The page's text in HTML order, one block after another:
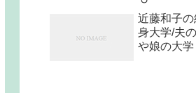
近藤和子
身大学/夫
や娘の大学